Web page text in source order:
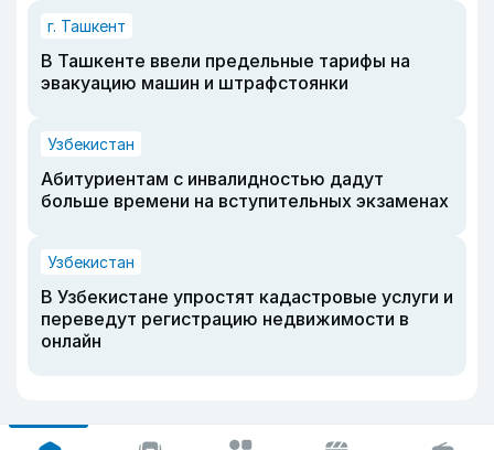
г. Ташкент
В Ташкенте ввели предельные тарифы на
эвакуацию машин и штрафстоянки
Узбекистан
Абитуриентам с инвалидностью дадут
больше времени на вступительных экзаменах
Узбекистан
В Узбекистане упростят кадастровые услуги и
переведут регистрацию недвижимости в
онлайн